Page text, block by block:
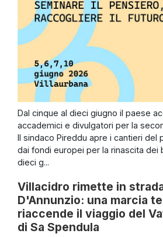
Dal cinque al dieci giugno il paese
accademici e divulgatori per la
Il sindaco Pireddu apre i cantieri del
dai fondi europei per la rinascita dei
dieci g...
Villacidro rimette in
D'Annunzio: una marcia
riaccende il viaggio del
di Sa Spendula